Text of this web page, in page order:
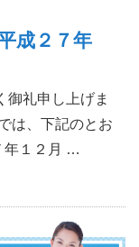
成２７年
御礼申し上げま
は、下記のとお
年１２月 …